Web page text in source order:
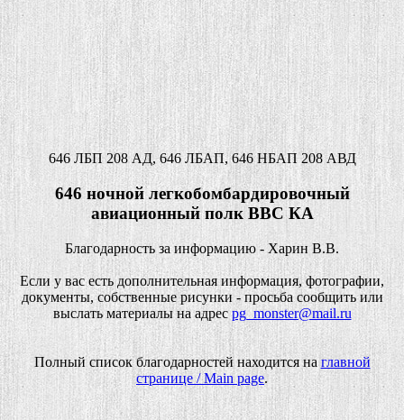
646 ЛБП 208 АД, 646 ЛБАП, 646 НБАП 208 АВД
646 ночной легкобомбардировочный
авиационный полк ВВС КА
Благодарность за информацию - Харин В.В.
Если у вас есть дополнительная информация, фотографии,
документы, собственные рисунки - просьба сообщить или
выслать материалы на адресpg_monster@mail.ru
Полный список благодарностей находится наглавной
странице / Main page.